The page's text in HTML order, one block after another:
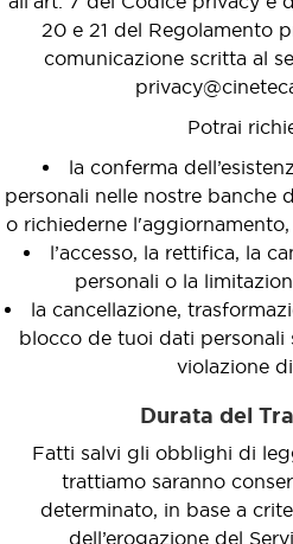
20 e 21 del Regolamento
comunicazione scritta al
Potrai
la conferma
personali nelle nostre banche
o richiederne
l’accesso, la rettifica, la
personali o la
la cancellazione,
blocco de tuoi dati personali
violazione
Durata del
Fatti salvi gli obblighi di
trattiamo saranno
determinato, in base a
dell’erogazione del